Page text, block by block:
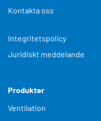
Kontakta oss
Integritetspolicy
Juridiskt meddelande
Produkter
Ventilation